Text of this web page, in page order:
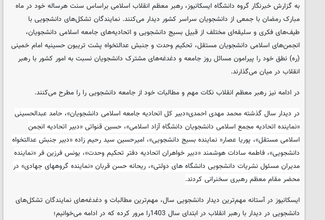
به گزارش خبرنگار گروه دانشگاه ایسکانیوز، رهبر معظم انقلاب اسلامی براساس سنت هرساله خود در ماه
مبارک رمضان با جمعی از دانشجویان سراسر کشور دیدار می‌کنند. نمایندگان تشکل‌های دانشجویی با
طیف‌های فکری و سلیقه‌ای مختلف از قبیل بسیج دانشجویی و اتحادیه‌های جامعه اسلامی دانشجویان،
انجمن‌های اسلامی دانشجویان مستقل، تحکیم وحدت و جنبش عدالتخواه پشت تریبون حسینیه امام خمینی
(ره) نطق خود را پیرامون مسائل روز جامعه و دغدغه‌های مشترک دانشجویان نسبت به امور کشور با رهبر
انقلاب در میان می‌گذارند.
در ادامه نیز رهبر معظم انقلاب نکات مهم و مطالبات خود از جامعه دانشجویی را را مطرح می‌کنند.
در دیدار سال گذشته محمد مهدی احمدی«دبیر کل اتحادیه جامعه اسلامی دانشجویان»، حامد عبدالحسینی
«نماینده اتحادیه مجمع اسلامی دانشجویان دانشگاه آزاد اسلامی»، حسین قنواتی «دبیر اتحادیه انجمن
اسلامی مستقل»، پوریا عصار« نماینده بسیج دانشجویی»، امیرحسین سید رحیم زاده «دبیر جنبش عدالتخواه
دانشجویی»، فاطمه سادات هوشمند «دبیر خواهران اتحادیه دفتر تحکیم وحدت»، یونس فرزین فر «نماینده
مدیران مسئول نشریات دانشجویی دانشگاه های دولتی»، ریحانه حسن قربان «نماینده گروههای جهادی» در
محضر مقام معظم رهبری سخنرانی کردند.
ایسکانیوز در آستانه مهم‌ترین دیدار دانشجویی سال، مهم‌ترین مطالبات و دغدغه‌های نمایندگان تشکل‌های
دانشجویی در دیدار با رهبر انقلاب در ابتدای سال 1403را مرور کرده که در ادامه می‌خوانیم؛